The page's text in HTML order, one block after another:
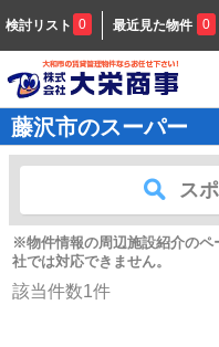
検討リスト 0 最近見た物件 0
藤沢市のスーパー
ス
※物件情報の周辺施設紹介のペ
社では対応できません。
該当件数1件